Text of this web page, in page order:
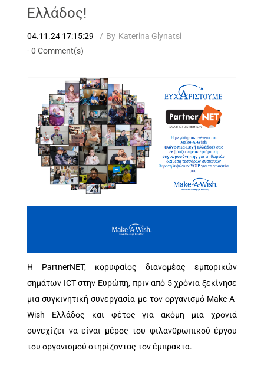
Ελλάδoς!
04.11.24 17:15:29 By Katerina Glynatsi
-0 Comment(s)
Η PartnerNET, κορυφαίος διανομέας εμπορικών
σημάτων ICT στην Ευρώπη, πριν από 5 χρόνια ξεκίνησε
μια συγκινητική συνεργασία με τον οργανισμό Make-A-
Wish Ελλάδος και φέτος για ακόμη μια χρονιά
συνεχίζει να είναι μέρος του φιλανθρωπικού έργου
του οργανισμού στηρίζοντας τον έμπρακτα.